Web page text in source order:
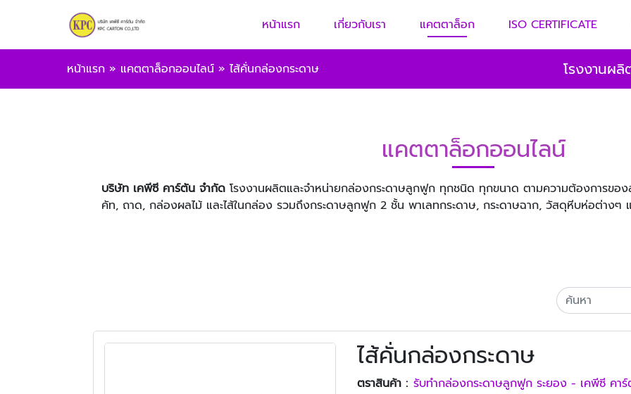
หน้าแรก เกี่ยวกับเรา แคตตาล็อก ISO CERTIFICATE
หน้าแรก » แคตตาล็อกออนไลน์ » ไส้คั่นกล่องกระดาษ โรงงานผ
แคตตาล็อกออนไลน์
บริษัท เคพีซี คาร์ตัน จำกัด โรงงานผลิตและจำหน่ายกล่องกระดาษลูกฟูก ทุกชนิด ทุกขนาด ตามความต้องการขอ
คัท, ถาด, กล่องผลไม้ และไส้ในกล่อง รวมถึงกระดาษลูกฟูก 2 ชั้น พาเลทกระดาษ, กระดาษฉาก, วัสดุหีบห่อต่าง
ไส้คั่นกล่องกระดาษ
ตราสินค้า : รับทํากล่องกระดาษลูกฟูก ระยอง - เคพีซี คา